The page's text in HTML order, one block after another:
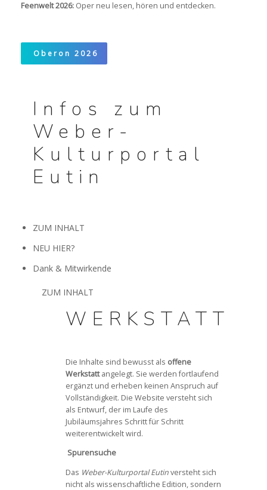
Feenwelt 2026: Oper neu lesen, hören und entdecken.
Oberon 2026
Infos zum
Weber-
Kulturportal
Eutin
ZUM INHALT
NEU HIER?
Dank & Mitwirkende
ZUM INHALT
WERKSTATT
Die Inhalte sind bewusst als offene
Werkstattangelegt. Sie werden fortlaufend
ergänzt und erheben keinen Anspruch auf
Vollständigkeit. Die Website versteht sich
als Entwurf, der im Laufe des
Jubiläumsjahres Schritt für Schritt
weiterentwickelt wird.
Spurensuche
Das Weber-Kulturportal Eutinversteht sich
nicht als wissenschaftliche Edition, sondern